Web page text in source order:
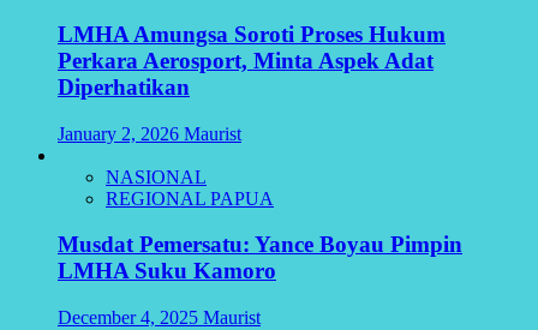
LMHA Amungsa Soroti Proses Hukum
Perkara Aerosport, Minta Aspek Adat
Diperhatikan
January 2, 2026 Maurist
NASIONAL
REGIONAL PAPUA
Musdat Pemersatu: Yance Boyau Pimpin
LMHA Suku Kamoro
December 4, 2025 Maurist